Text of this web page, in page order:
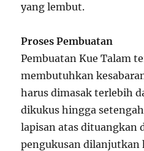
yang lembut.
Proses Pembuatan
Pembuatan Kue Talam
membutuhkan
harus dimasak terlebih
dikukus hingga
lapisan atas dituangkan
pengukusan dilanjutkan